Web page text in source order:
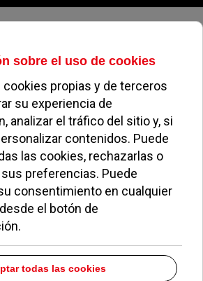
06 de agosto de 2026
más cantera
01 OCTUBRE 2012
Lozano, el primer teniente de
se fuese a Madrid. Se le notaba.